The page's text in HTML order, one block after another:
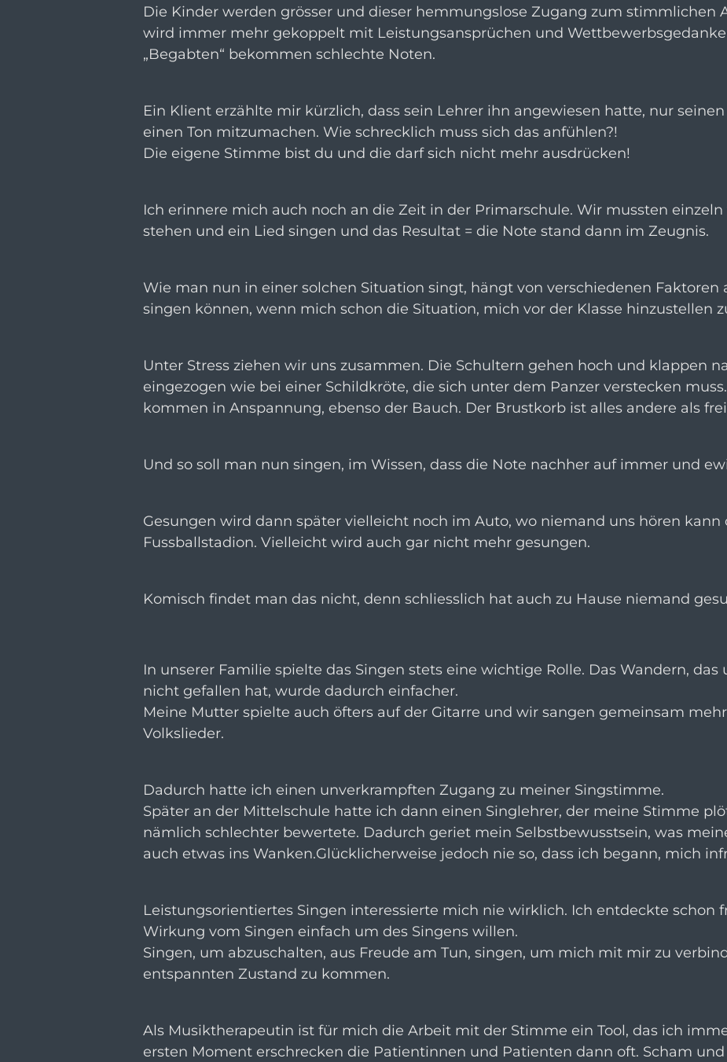
Die Kinder werden grösser und dieser hemmungslose Zugang zum stimmlichen
wird immer mehr gekoppelt mit Leistungsansprüchen und
„Begabten“ bekommen schlechte Noten.
Ein Klient erzählte mir kürzlich, dass sein Lehrer ihn angewiesen hatte, nur
einen Ton mitzumachen. Wie schrecklich muss sich das anfühlen?!
Die eigene Stimme bist du und die darf sich nicht mehr ausdrücken!
Ich erinnere mich auch noch an die Zeit in der Primarschule. Wir mussten einzeln
stehen und ein Lied singen und das Resultat = die Note stand dann im Zeugnis.
Wie man nun in einer solchen Situation singt, hängt von verschiedenen Faktoren
singen können, wenn mich schon die Situation, mich vor der Klasse hinzustellen
Unter Stress ziehen wir uns zusammen. Die Schultern gehen hoch und klappen
eingezogen wie bei einer Schildkröte, die sich unter dem Panzer verstecken
kommen in Anspannung, ebenso der Bauch. Der Brustkorb ist alles andere als
Und so soll man nun singen, im Wissen, dass die Note nachher auf immer und
Gesungen wird dann später vielleicht noch im Auto, wo niemand uns hören kann
Fussballstadion. Vielleicht wird auch gar nicht mehr gesungen.
Komisch findet man das nicht, denn schliesslich hat auch zu Hause niemand
In unserer Familie spielte das Singen stets eine wichtige Rolle. Das Wandern,
nicht gefallen hat, wurde dadurch einfacher.
Meine Mutter spielte auch öfters auf der Gitarre und wir sangen gemeinsam
Volkslieder.
Dadurch hatte ich einen unverkrampften Zugang zu meiner Singstimme.
Später an der Mittelschule hatte ich dann einen Singlehrer, der meine Stimme
nämlich schlechter bewertete. Dadurch geriet mein Selbstbewusstsein, was
auch etwas ins Wanken.Glücklicherweise jedoch nie so, dass ich begann, mich
Leistungsorientiertes Singen interessierte mich nie wirklich. Ich entdeckte schon
Wirkung vom Singen einfach um des Singens willen.
Singen, um abzuschalten, aus Freude am Tun, singen, um mich mit mir zu
entspannten Zustand zu kommen.
Als Musiktherapeutin ist für mich die Arbeit mit der Stimme ein Tool, das ich
ersten Moment erschrecken die Patientinnen und Patienten dann oft. Scham und